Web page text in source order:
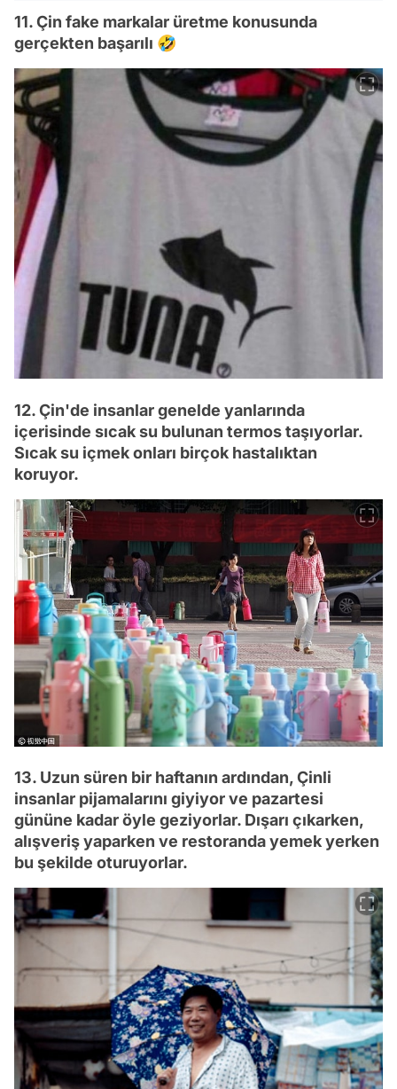
11. Çin fake markalar üretme konusunda
gerçekten başarılı 🤣
12. Çin'de insanlar genelde yanlarında
içerisinde sıcak su bulunan termos taşıyorlar.
Sıcak su içmek onları birçok hastalıktan
koruyor.
13. Uzun süren bir haftanın ardından, Çinli
insanlar pijamalarını giyiyor ve pazartesi
gününe kadar öyle geziyorlar. Dışarı çıkarken,
alışveriş yaparken ve restoranda yemek yerken
bu şekilde oturuyorlar.